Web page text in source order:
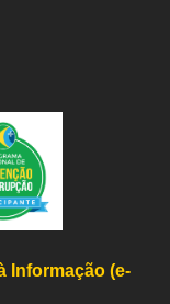
Informação (e-